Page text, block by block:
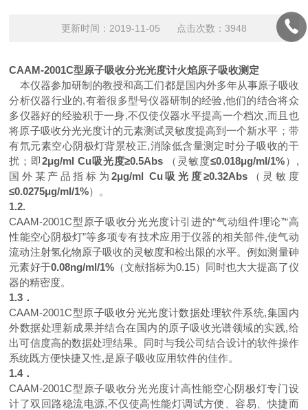
更新时间：2019-11-05 点击次数：3948
CAAM-2001C型原子吸收分光光度计火焰原子吸收测定
本仪器参加研制的教授和高工们都是国内外多年从事原子吸收
分析仪器行业的,有着很多型号仪器研制的经验,他们的结合将众
多仪器好的经验积于一身,不仅使仪器水平提高一个档次,而且也
将原子吸收分光光度计的元素测试灵敏度提高到一个新水平；带
有氘元素空心阴极灯背景校正,消除低含量测定时分子吸收的干
扰；即2μg/ml Cu吸光度≥0.5Abs （灵敏度≤0.018μg/ml/1%） ,
国外某产品指标为2μg/ml Cu 吸光度≥0.32Abs （灵敏度
≤0.0275μg/ml/1%）。
1.2.
CAAM-2001C型原子吸收分光光度计引进的“气动组件理论”“高
性能空心阴极灯”等多项专有技术应用于仪器的相关部件,使气动
流动注射氢化物原子吸收的灵敏度和检出限的水平。例如测量砷
元素好于0.08ng/ml/1%（文献指标为0.15）同时也大大提高了仪
器的精密度。
1.3 ．
CAAM-2001C型原子吸收分光光度计数据处理软件系统,集国内
外数据处理新成果并结合在国内的原子吸收光谱领域的实践,给
出可信度高的数据处理结果。同时与我公司结合设计的软件操作
系统既方便快捷又性,是原子吸收应用软件的佳作。
1.4．
CAAM-2001C型原子吸收分光光度计高性能空心阴极灯专门设
计了双回路稳流电源,不仅使高性能灯调试方便、容易、快捷而